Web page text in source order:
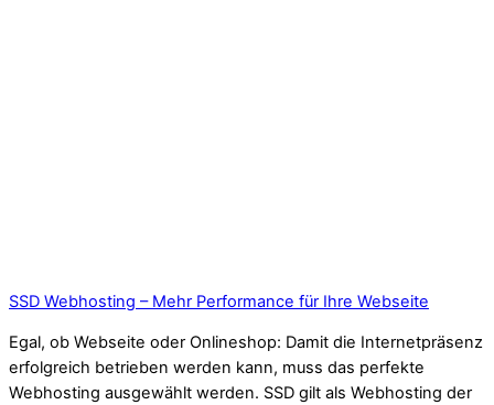
SSD Webhosting – Mehr Performance für Ihre Webseite
Egal, ob Webseite oder Onlineshop: Damit die Internetpräsenz
erfolgreich betrieben werden kann, muss das perfekte
Webhosting ausgewählt werden. SSD gilt als Webhosting der